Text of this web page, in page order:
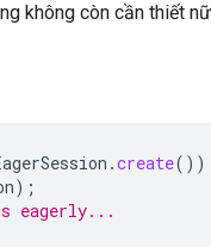
không còn cần thiết
.create())
);
eagerly...